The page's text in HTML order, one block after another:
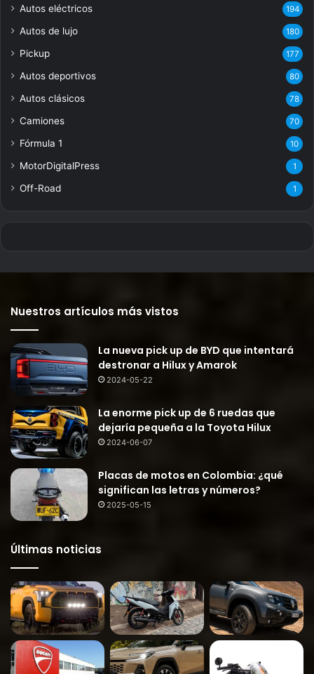
Autos eléctricos 194
Autos de lujo 180
Pickup 177
Autos deportivos 80
Autos clásicos 78
Camiones 70
Fórmula 1 10
MotorDigitalPress 1
Off-Road 1
Nuestros artículos más vistos
La nueva pick up de BYD que intentará
destronar a Hilux y Amarok
2024-05-22
La enorme pick up de 6 ruedas que
dejaría pequeña a la Toyota Hilux
2024-06-07
Placas de motos en Colombia: ¿qué
significan las letras y números?
2025-05-15
Últimas noticias